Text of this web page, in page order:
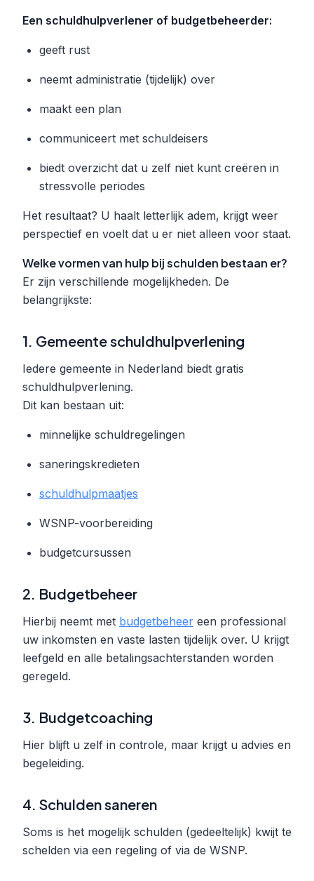
Een schuldhulpverlener of budgetbeheerder:
geeft rust
neemt administratie (tijdelijk) over
maakt een plan
communiceert met schuldeisers
biedt overzicht dat u zelf niet kunt creëren in
stressvolle periodes
Het resultaat? U haalt letterlijk adem, krijgt weer
perspectief en voelt dat u er niet alleen voor staat.
Welke vormen van hulp bij schulden bestaan er?
Er zijn verschillende mogelijkheden. De
belangrijkste:
1. Gemeente schuldhulpverlening
Iedere gemeente in Nederland biedt gratis
schuldhulpverlening.
Dit kan bestaan uit:
minnelijke schuldregelingen
saneringskredieten
schuldhulpmaatjes
WSNP-voorbereiding
budgetcursussen
2. Budgetbeheer
Hierbij neemt met budgetbeheer een professional
uw inkomsten en vaste lasten tijdelijk over. U krijgt
leefgeld en alle betalingsachterstanden worden
geregeld.
3. Budgetcoaching
Hier blijft u zelf in controle, maar krijgt u advies en
begeleiding.
4. Schulden saneren
Soms is het mogelijk schulden (gedeeltelijk) kwijt te
schelden via een regeling of via de WSNP.